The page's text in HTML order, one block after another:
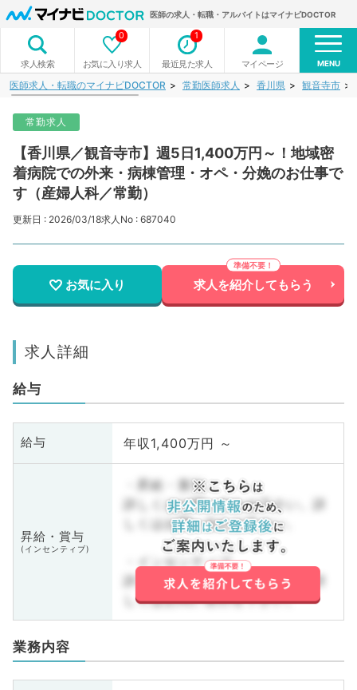
医師の求人・転職・アルバイトはマイナビDOCTOR
求人検索 お気に入り求人
0
最近見た求人
1
マイページ MENU
医師求人・転職のマイナビDOCTOR 常勤医師求人 香川県 観音寺市
常勤求人
【香川県／観音寺市】週5日1,400万円～！地域密
着病院での外来・病棟管理・オペ・分娩のお仕事で
す（産婦人科／常勤）
更新日 : 2026/03/18求人No : 687040
お気に入り 求人を紹介してもらう
求人詳細
給与
給与 年収1,400万円 ～
昇給・賞与
(インセンティブ)
・昇給・賞与
詳しくはお問い合わせ下さい。詳
しくはお問い合わせ下さい。
・インセンティブ
詳しくはお問い合わせ下さい。詳
しくはお問い合わせ下さい。
業務内容